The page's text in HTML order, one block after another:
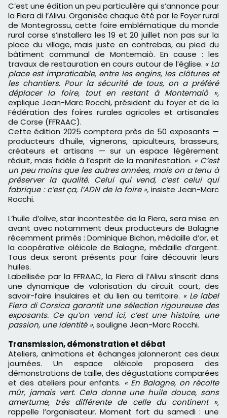
C’est une édition un peu particulière qui s’annonce pour
la Fiera di l’Alivu. Organisée chaque été par le Foyer rural
de Montegrossu, cette foire emblématique du monde
rural corse s’installera les 19 et 20 juillet non pas sur la
place du village, mais juste en contrebas, au pied du
bâtiment communal de Montemaiò. En cause : les
travaux de restauration en cours autour de l’église. « La
place est impraticable, entre les engins, les clôtures et
les chantiers. Pour la sécurité de tous, on a préféré
déplacer la foire, tout en restant à Montemaiò »,
explique Jean-Marc Rocchi, président du foyer et de la
Fédération des foires rurales agricoles et artisanales
de Corse (FFRAAC).
Cette édition 2025 comptera près de 50 exposants —
producteurs d’huile, vignerons, apiculteurs, brasseurs,
créateurs et artisans — sur un espace légèrement
réduit, mais fidèle à l’esprit de la manifestation. « C’est
un peu moins que les autres années, mais on a tenu à
préserver la qualité. Celui qui vend, c’est celui qui
fabrique : c’est ça, l’ADN de la foire », insiste Jean-Marc
Rocchi.
L’huile d’olive, star incontestée de la Fiera, sera mise en
avant avec notamment deux producteurs de Balagne
récemment primés : Dominique Bichon, médaille d’or, et
la coopérative oléicole de Balagne, médaille d’argent.
Tous deux seront présents pour faire découvrir leurs
huiles.
Labellisée par la FFRAAC, la Fiera di l’Alivu s’inscrit dans
une dynamique de valorisation du circuit court, des
savoir-faire insulaires et du lien au territoire. « Le label
Fiera di Corsica garantit une sélection rigoureuse des
exposants. Ce qu’on vend ici, c’est une histoire, une
passion, une identité »,souligne Jean-Marc Rocchi.
Transmission, démonstration et débat
Ateliers, animations et échanges jalonneront ces deux
journées. Un espace oléicole proposera des
démonstrations de taille, des dégustations comparées
et des ateliers pour enfants. « En Balagne, on récolte
mûr, jamais vert. Cela donne une huile douce, sans
amertume, très différente de celle du continent »,
rappelle l’organisateur. Moment fort du samedi : une